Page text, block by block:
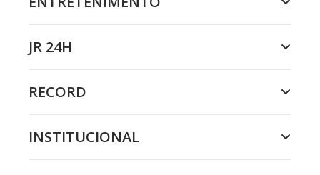
JR 24H
RECORD
INSTITUCIONAL